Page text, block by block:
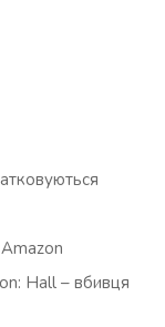
Hall – вбивця